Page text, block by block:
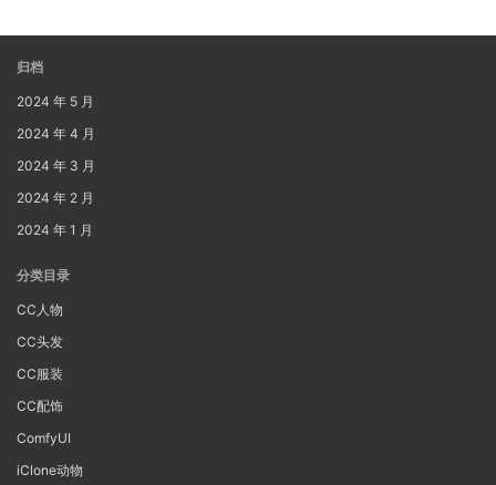
归档
2024 年 5 月
2024 年 4 月
2024 年 3 月
2024 年 2 月
2024 年 1 月
分类目录
CC人物
CC头发
CC服装
CC配饰
ComfyUI
iClone动物